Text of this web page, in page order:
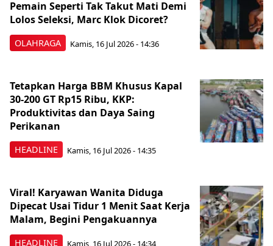
OLAHRAGA
Pemain Seperti Tak Takut Mati Demi
Lolos Seleksi, Marc Klok Dicoret?
Kamis, 16 Jul 2026 - 14:36
HEADLINE
Tetapkan Harga BBM Khusus Kapal
30-200 GT Rp15 Ribu, KKP:
Produktivitas dan Daya Saing
Perikanan
Kamis, 16 Jul 2026 - 14:35
HEADLINE
Viral! Karyawan Wanita Diduga
Dipecat Usai Tidur 1 Menit Saat Kerja
Malam, Begini Pengakuannya
Kamis, 16 Jul 2026 - 14:34